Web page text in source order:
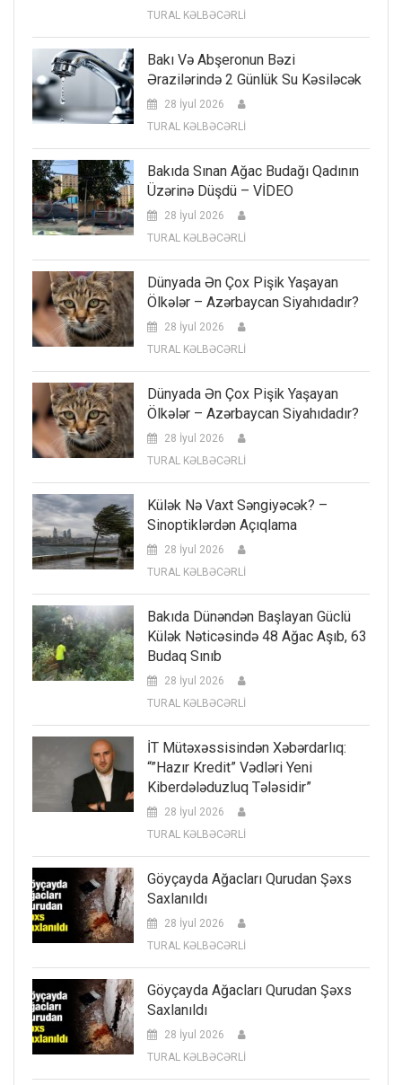
TURAL KƏLBƏCƏRLİ
Bakı Və Abşeronun Bəzi
Ərazilərində 2 Günlük Su Kəsiləcək
28 İyul 2026
TURAL KƏLBƏCƏRLİ
Bakıda Sınan Ağac Budağı Qadının
Üzərinə Düşdü – VİDEO
28 İyul 2026
TURAL KƏLBƏCƏRLİ
Dünyada Ən Çox Pişik Yaşayan
Ölkələr – Azərbaycan Siyahıdadır?
28 İyul 2026
TURAL KƏLBƏCƏRLİ
Dünyada Ən Çox Pişik Yaşayan
Ölkələr – Azərbaycan Siyahıdadır?
28 İyul 2026
TURAL KƏLBƏCƏRLİ
Külək Nə Vaxt Səngiyəcək? –
Sinoptiklərdən Açıqlama
28 İyul 2026
TURAL KƏLBƏCƏRLİ
Bakıda Dünəndən Başlayan Güclü
Külək Nəticəsində 48 Ağac Aşıb, 63
Budaq Sınıb
28 İyul 2026
TURAL KƏLBƏCƏRLİ
İT Mütəxəssisindən Xəbərdarlıq:
“”Hazır Kredit” Vədləri Yeni
Kiberdələduzluq Tələsidir”
28 İyul 2026
TURAL KƏLBƏCƏRLİ
Göyçayda Ağacları Qurudan Şəxs
Saxlanıldı
28 İyul 2026
TURAL KƏLBƏCƏRLİ
Göyçayda Ağacları Qurudan Şəxs
Saxlanıldı
28 İyul 2026
TURAL KƏLBƏCƏRLİ